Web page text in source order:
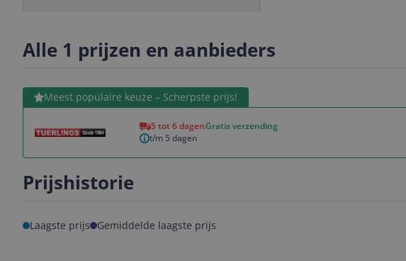
Alle 1 prijzen en aanbieders
Meest populaire keuze – Scherpste prijs!
5 tot 6 dagenGratis verzending
t/m 5 dagen
Bekijk product
Prijshistorie
Laagste prijs Gemiddelde laagste prijs